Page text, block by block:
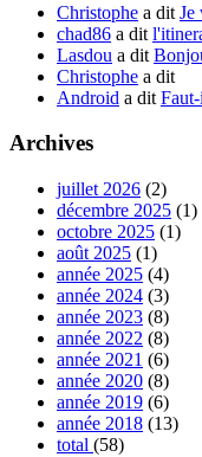
Christophe a dit Je
chad86 a dit
Lasdou a dit
Christophe a dit
Android a dit
Archives
juillet 2026 (2)
décembre 2025 (1)
octobre 2025 (1)
août 2025 (1)
année 2025 (4)
année 2024 (3)
année 2023 (8)
année 2022 (8)
année 2021 (6)
année 2020 (8)
année 2019 (6)
année 2018 (13)
total (58)